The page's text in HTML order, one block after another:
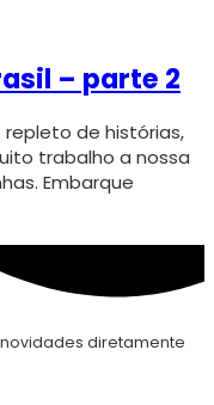
– parte 2
repleto de histórias,
trabalho a nossa
Embarque
diretamente